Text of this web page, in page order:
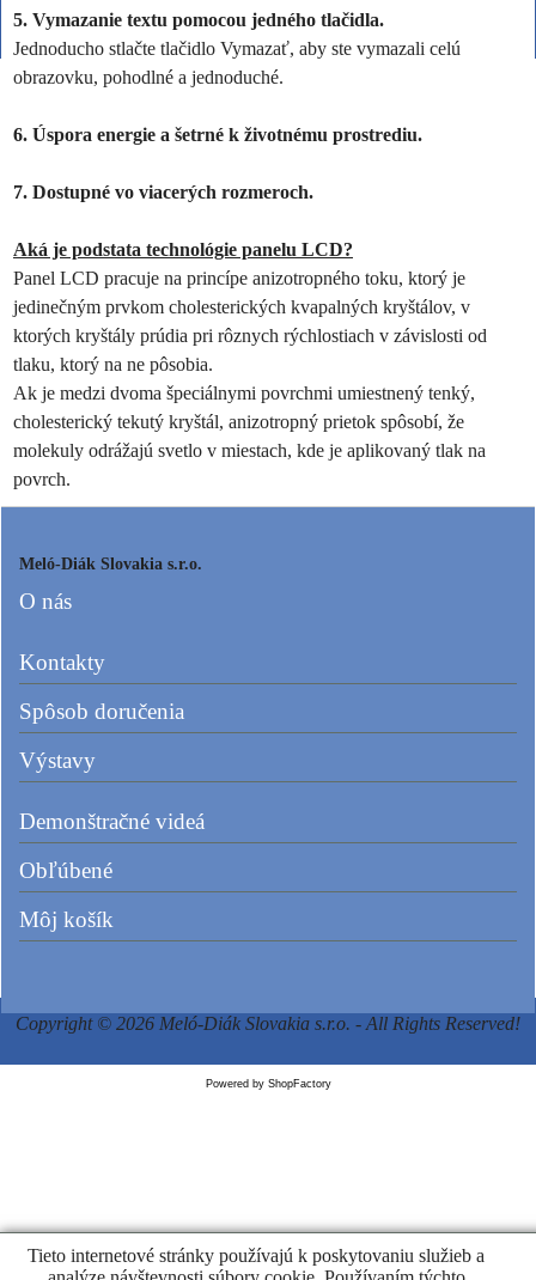
5. Vymazanie textu pomocou jedného tlačidla.
Jednoducho stlačte tlačidlo Vymazať, aby ste vymazali celú
obrazovku, pohodlné a jednoduché.
6. Úspora energie a šetrné k životnému prostrediu.
7. Dostupné vo viacerých rozmeroch.
Aká je podstata technológie panelu LCD?
Panel LCD pracuje na princípe anizotropného toku, ktorý je
jedinečným prvkom cholesterických kvapalných kryštálov, v
ktorých kryštály prúdia pri rôznych rýchlostiach v závislosti od
tlaku, ktorý na ne pôsobia.
Ak je medzi dvoma špeciálnymi povrchmi umiestnený tenký,
cholesterický tekutý kryštál, anizotropný prietok spôsobí, že
molekuly odrážajú svetlo v miestach, kde je aplikovaný tlak na
povrch.
Meló-Diák Slovakia s.r.o.
O nás
Kontakty
Spôsob doručenia
Výstavy
Demonštračné videá
Obľúbené
Môj košík
Copyright © 2026 Meló-Diák Slovakia s.r.o. - All Rights Reserved!
Powered by ShopFactory
Tieto internetové stránky používajú k poskytovaniu služieb a